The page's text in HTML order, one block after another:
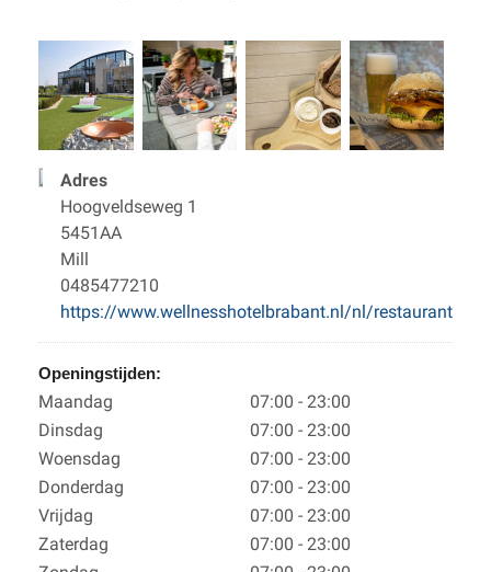
Adres
Hoogveldseweg 1
5451AA
Mill
0485477210
https://www.wellnesshotelbrabant.nl/nl/restaurant
Openingstijden:
Maandag
07:00 - 23:00
Dinsdag
07:00 - 23:00
Woensdag
07:00 - 23:00
Donderdag
07:00 - 23:00
Vrijdag
07:00 - 23:00
Zaterdag
07:00 - 23:00